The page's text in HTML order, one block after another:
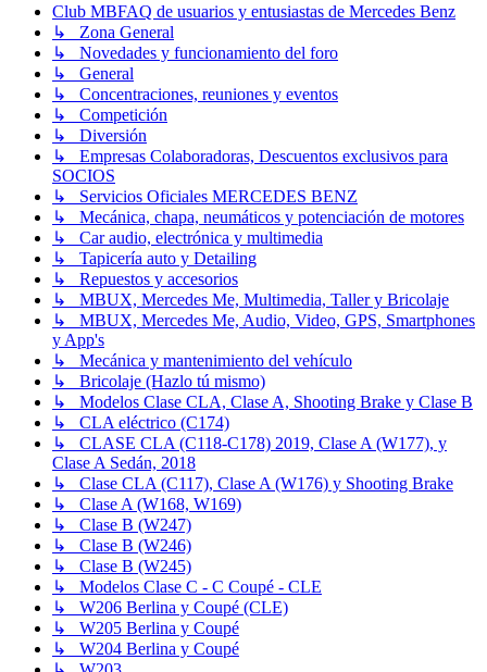
Club MBFAQ de usuarios y entusiastas de Mercedes Benz
↳ Zona General
↳ Novedades y funcionamiento del foro
↳ General
↳ Concentraciones, reuniones y eventos
↳ Competición
↳ Diversión
↳ Empresas Colaboradoras, Descuentos exclusivos para
SOCIOS
↳ Servicios Oficiales MERCEDES BENZ
↳ Mecánica, chapa, neumáticos y potenciación de motores
↳ Car audio, electrónica y multimedia
↳ Tapicería auto y Detailing
↳ Repuestos y accesorios
↳ MBUX, Mercedes Me, Multimedia, Taller y Bricolaje
↳ MBUX, Mercedes Me, Audio, Video, GPS, Smartphones
y App's
↳ Mecánica y mantenimiento del vehículo
↳ Bricolaje (Hazlo tú mismo)
↳ Modelos Clase CLA, Clase A, Shooting Brake y Clase B
↳ CLA eléctrico (C174)
↳ CLASE CLA (C118-C178) 2019, Clase A (W177), y
Clase A Sedán, 2018
↳ Clase CLA (C117), Clase A (W176) y Shooting Brake
↳ Clase A (W168, W169)
↳ Clase B (W247)
↳ Clase B (W246)
↳ Clase B (W245)
↳ Modelos Clase C - C Coupé - CLE
↳ W206 Berlina y Coupé (CLE)
↳ W205 Berlina y Coupé
↳ W204 Berlina y Coupé